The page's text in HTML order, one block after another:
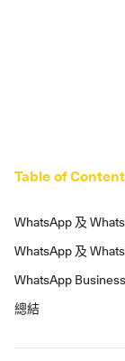
Table of
WhatsApp 及
WhatsApp 及
WhatsApp
總結